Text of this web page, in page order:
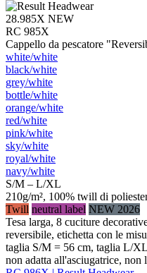
28.985X NEW
RC 985X
Cappello da pescatore
white/​white
black/​white
grey/​white
bottle/​white
orange/​white
red/​white
pink/​white
sky/​white
royal/​white
navy/​white
S/M – L/XL
210g/m², 100% twill di
Twill neutral label NEW 2026
Tesa larga, 8 cuciture
reversibile, etichetta con le
taglia S/M = 56 cm, taglia L/
non adatta all'asciugatrice, non